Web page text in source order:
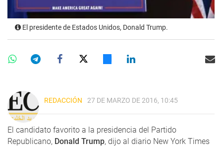
El presidente de Estados Unidos, Donald Trump.
REDACCIÓN 27 DE MARZO DE 2016, 10:45
El candidato favorito a la presidencia del Partido
Republicano, Donald Trump, dijo al diario New York Times